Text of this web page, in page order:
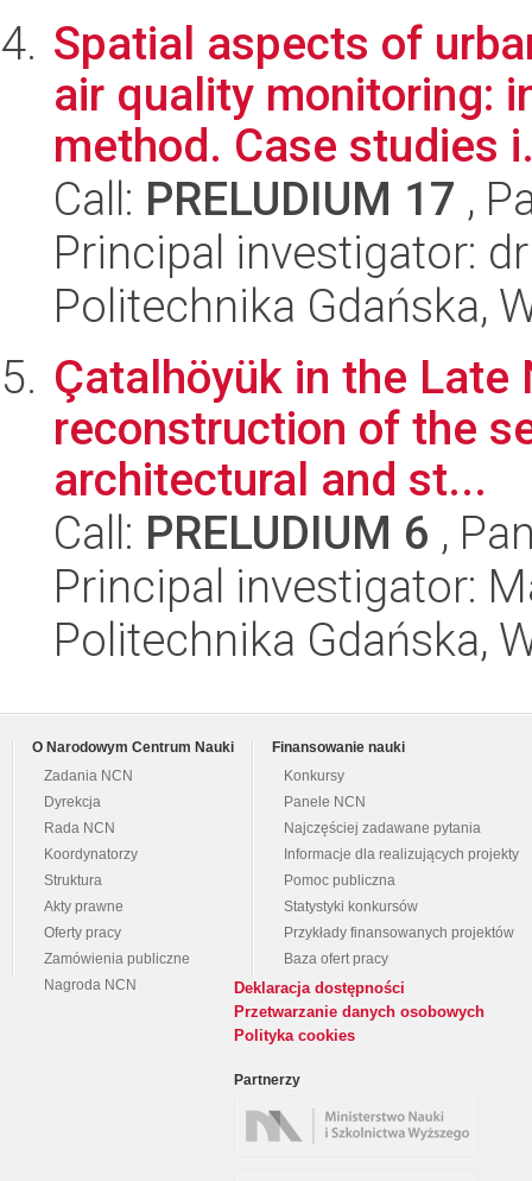
Spatial aspects of
air quality monitoring:
method. Case studies
Call: PRELUDIUM 17 ,
Principal investigator:
Politechnika Gdańska,
Çatalhöyük in the
reconstruction of the
architectural and st...
Call: PRELUDIUM 6 ,
Principal investigator:
Politechnika Gdańska,
O Narodowym Centrum Nauki
Zadania NCN
Dyrekcja
Rada NCN
Koordynatorzy
Struktura
Akty prawne
Oferty pracy
Zamówienia publiczne
Nagroda NCN
Finansowanie nauki
Konkursy
Panele NCN
Najczęściej zadawane pytania
Informacje dla realizujących projekty
Pomoc publiczna
Statystyki konkursów
Przykłady finansowanych projektów
Baza ofert pracy
Deklaracja dostępności
Przetwarzanie danych osobowych
Polityka cookies
Partnerzy